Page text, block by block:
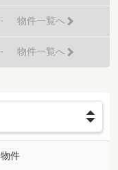
- 物件一覧へ
- 物件一覧へ
物件